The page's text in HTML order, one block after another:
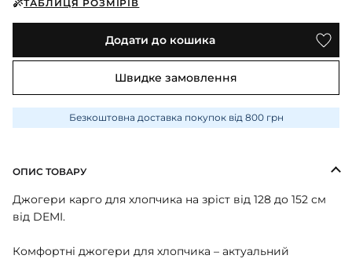
ТАБЛИЦЯ РОЗМІРІВ
Додати до кошика
Швидке замовлення
Безкоштовна доставка покупок від 800 грн
ОПИС ТОВАРУ
Джогери карго для хлопчика на зріст від 128 до 152 см
від DEMI.
Комфортні джогери для хлопчика – актуальний
КОСТЮМИ
КУРТКИ
ПЕЛЮШКА-КОКОН
З ШАПОЧКОЮ
ПЕРЧАТКИ
ФУТБОЛКИ
БЛУЗИ
ТЕРМОБІЛИЗНА
ШАПКИ ПОВ'ЯЗКИ
ШАПКИ
ШТАНИ ДЖОГЕРИ